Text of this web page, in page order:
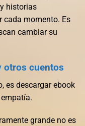
historias
cada momento. Es
cambiar su
otros cuentos
es descargar ebook
grande no es